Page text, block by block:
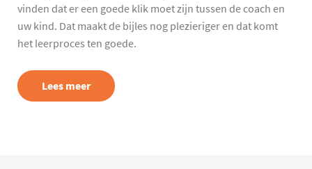
vinden dat er een goede klik moet zijn tussen de coach en
uw kind. Dat maakt de bijles nog plezieriger en dat komt
het leerproces ten goede.
Lees meer